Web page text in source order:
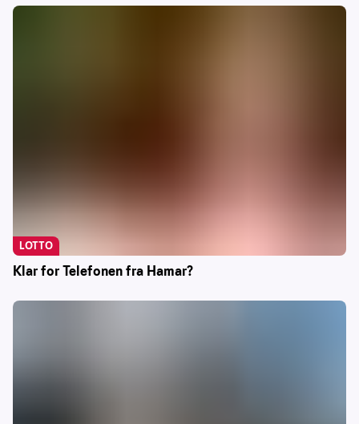
Klar for Telefonen fra Hamar?
LOTTO